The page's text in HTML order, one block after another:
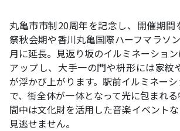
丸亀市市制20周年を記念し、開催期間
祭秋会期や香川丸亀国際ハーフマラソ
月に延長。見返り坂のイルミネーショ
アップし、大手一の門や枡形には家紋
が浮かび上がります。駅前イルミネー
で、街全体が一体となって光に包まれ
間中は文化財を活用した音楽イベント
見逃せません。